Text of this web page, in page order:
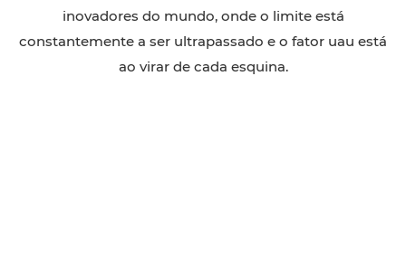
inovadores do mundo, onde o limite está
constantemente a ser ultrapassado e o fator uau está
ao virar de cada esquina.